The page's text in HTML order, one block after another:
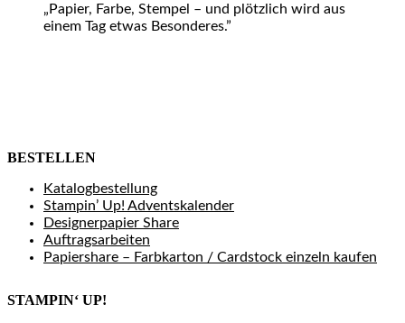
„Papier, Farbe, Stempel – und plötzlich wird aus
einem Tag etwas Besonderes.”
BESTELLEN
Katalogbestellung
Stampin’ Up! Adventskalender
Designerpapier Share
Auftragsarbeiten
Papiershare – Farbkarton / Cardstock einzeln kaufen
STAMPIN‘ UP!